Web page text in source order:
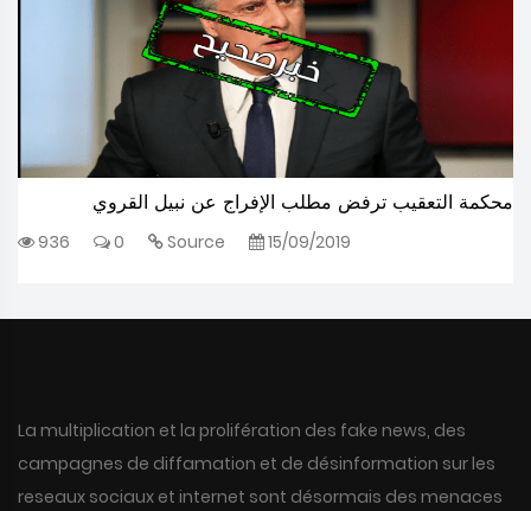
محكمة التعقيب ترفض مطلب الإفراج عن نبيل القروي
936
0 Source 15/09/2019
La multiplication et la prolifération des fake news, des
campagnes de diffamation et de désinformation sur les
reseaux sociaux et internet sont désormais des menaces